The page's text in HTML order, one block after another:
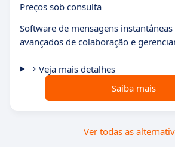
Preços sob consulta
Software de mensagens
avançados de colaboração e
Veja mais detalhes
Saiba mais
Ver todas as